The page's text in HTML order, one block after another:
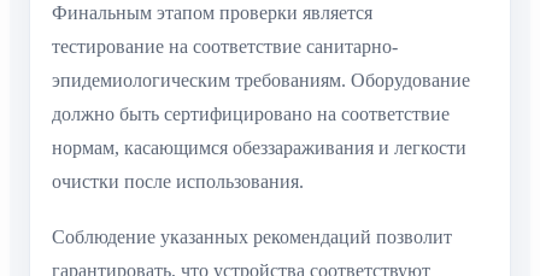
Финальным этапом проверки является
тестирование на соответствие санитарно-
эпидемиологическим требованиям. Оборудование
должно быть сертифицировано на соответствие
нормам, касающимся обеззараживания и легкости
очистки после использования.
Соблюдение указанных рекомендаций позволит
гарантировать, что устройства соответствуют